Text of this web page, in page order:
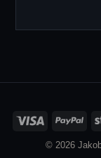
Visa
© 2026